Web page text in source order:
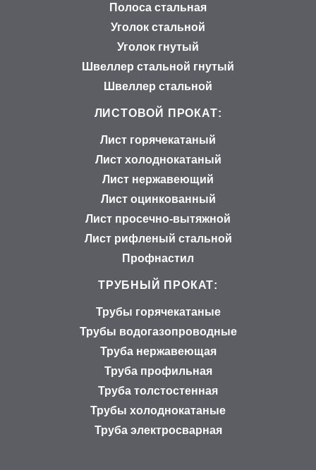
Полоса стальная
Уголок стальной
Уголок гнутый
Швеллер стальной гнутый
Швеллер стальной
ЛИСТОВОЙ ПРОКАТ:
Лист горячекатаный
Лист холоднокатаный
Лист нержавеющий
Лист оцинкованный
Лист просечно-вытяжной
Лист рифленый стальной
Профнастил
ТРУБНЫЙ ПРОКАТ:
Трубы горячекатаные
Трубы водогазопроводные
Труба нержавеющая
Труба профильная
Труба толстостенная
Трубы холоднокатаные
Труба электросварная